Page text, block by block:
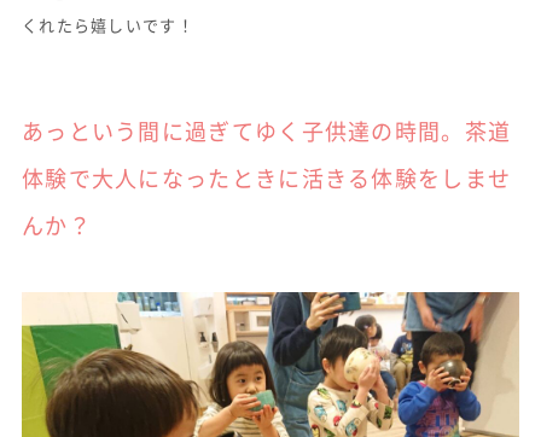
くれたら嬉しいです！
あっという間に過ぎてゆく子供達の時間。茶道
体験で大人になったときに活きる体験をしませ
んか？